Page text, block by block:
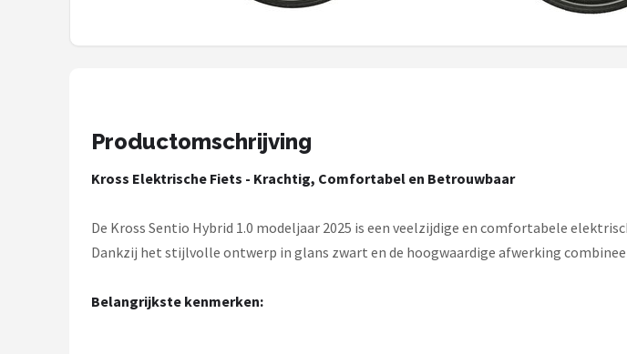
Volare
New Looxs
BBB Cycling
Productomschrijving
Kross Elektrische Fiets - Krachtig, Comfortabel en Betrouwbaar
De Kross Sentio Hybrid 1.0 modeljaar 2025 is een veelzijdige en comfortabele
Dankzij het stijlvolle ontwerp in glans zwart en de hoogwaardige afwerking
Belangrijkste kenmerken: